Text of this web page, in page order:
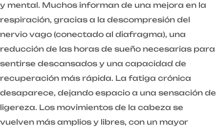
y mental. Muchos informan de una mejora en la
respiración, gracias a la descompresión del
nervio vago (conectado al diafragma), una
reducción de las horas de sueño necesarias para
sentirse descansados y una capacidad de
recuperación más rápida. La fatiga crónica
desaparece, dejando espacio a una sensación de
ligereza. Los movimientos de la cabeza se
vuelven más amplios y libres, con un mayor